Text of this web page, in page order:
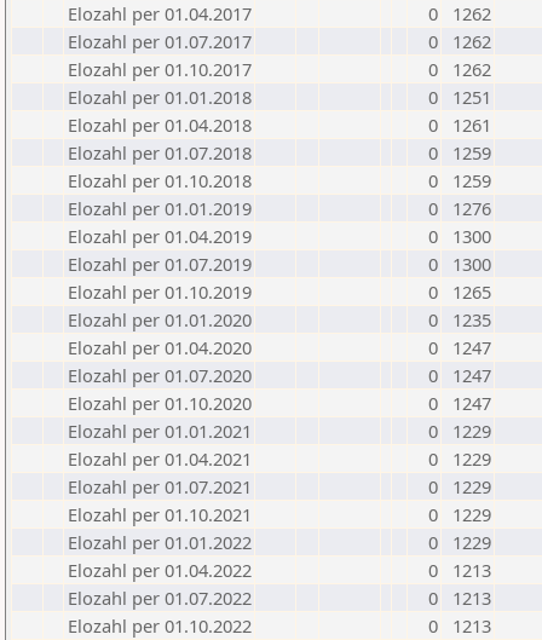
Elozahl per 01.04.2017
0
1262
Elozahl per 01.07.2017
0
1262
Elozahl per 01.10.2017
0
1262
Elozahl per 01.01.2018
0
1251
Elozahl per 01.04.2018
0
1261
Elozahl per 01.07.2018
0
1259
Elozahl per 01.10.2018
0
1259
Elozahl per 01.01.2019
0
1276
Elozahl per 01.04.2019
0
1300
Elozahl per 01.07.2019
0
1300
Elozahl per 01.10.2019
0
1265
Elozahl per 01.01.2020
0
1235
Elozahl per 01.04.2020
0
1247
Elozahl per 01.07.2020
0
1247
Elozahl per 01.10.2020
0
1247
Elozahl per 01.01.2021
0
1229
Elozahl per 01.04.2021
0
1229
Elozahl per 01.07.2021
0
1229
Elozahl per 01.10.2021
0
1229
Elozahl per 01.01.2022
0
1229
Elozahl per 01.04.2022
0
1213
Elozahl per 01.07.2022
0
1213
Elozahl per 01.10.2022
0
1213